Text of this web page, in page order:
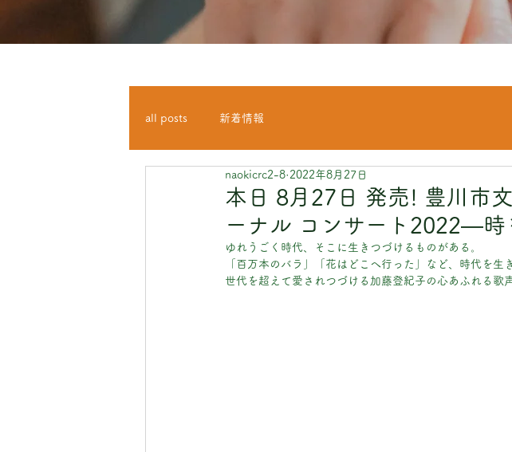
all posts 新着情報
本日 8月27日 発売! 豊川市
ーナル コンサート2022―時
naokicrc2-8 2022年8月27日
ゆれうごく時代、そこに生きつづけるものがある。
「百万本のバラ」「花はどこへ行った」など、時代を
世代を超えて愛されつづける加藤登紀子の心あふれる歌